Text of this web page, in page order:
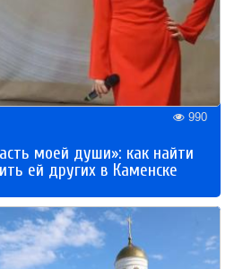
990
моей души»: как найти
ей других в Каменске